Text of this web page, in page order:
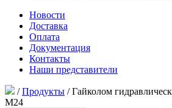
Новости
Доставка
Оплата
Документация
Контакты
Наши представители
/Продукты /Гайколом
М24